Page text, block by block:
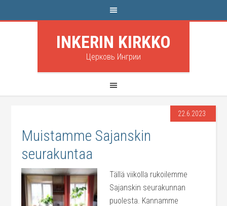
INKERIN KIRKKO
Церковь Ингрии
22.6.2023
Muistamme Sajanskin
seurakuntaa
Tällä viikolla rukoilemme
Sajanskin seurakunnan
puolesta. Kannamme